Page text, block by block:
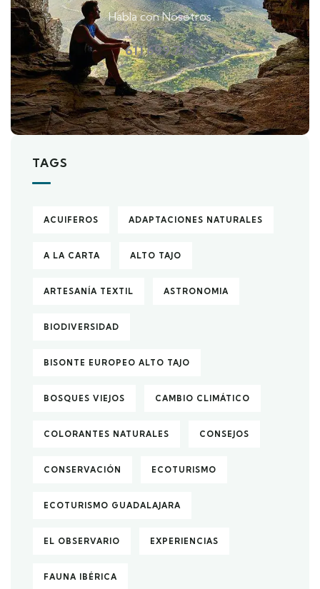
Habla con Nosotros
611 699 776
TAGS
ACUIFEROS ADAPTACIONES NATURALES
A LA CARTA ALTO TAJO
ARTESANÍA TEXTIL ASTRONOMIA
BIODIVERSIDAD
BISONTE EUROPEO ALTO TAJO
BOSQUES VIEJOS CAMBIO CLIMÁTICO
COLORANTES NATURALES CONSEJOS
CONSERVACIÓN ECOTURISMO
ECOTURISMO GUADALAJARA
EL OBSERVARIO EXPERIENCIAS
FAUNA IBÉRICA